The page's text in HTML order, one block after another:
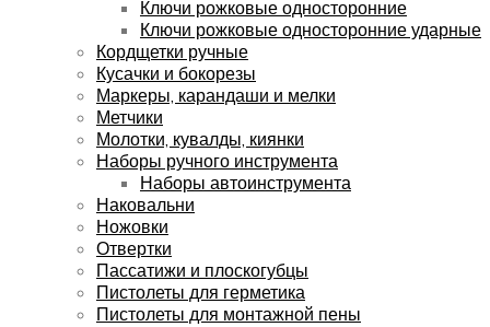
Ключи рожковые односторонние
Ключи рожковые односторонние ударные
Кордщетки ручные
Кусачки и бокорезы
Маркеры, карандаши и мелки
Метчики
Молотки, кувалды, киянки
Наборы ручного инструмента
Наборы автоинструмента
Наковальни
Ножовки
Отвертки
Пассатижи и плоскогубцы
Пистолеты для герметика
Пистолеты для монтажной пены